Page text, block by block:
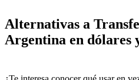
Alternativas a
Argentina en dólares